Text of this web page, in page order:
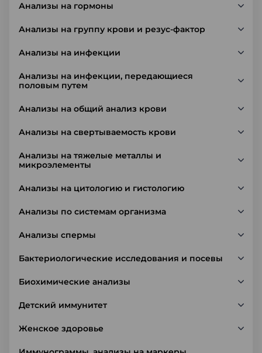
Анализы на гормоны
Анализы на группу крови и резус-фактор
Анализы на инфекции
Анализы на инфекции, передающиеся
половым путем
Анализы на общий анализ крови
Анализы на свертываемость крови
Анализы на тяжелые металлы и
микроэлементы
Анализы на цитологию и гистологию
Анализы по системам организма
Анализы спермы
Бактериологические исследования и посевы
Биохимические анализы
Детский иммунитет
Женское здоровье